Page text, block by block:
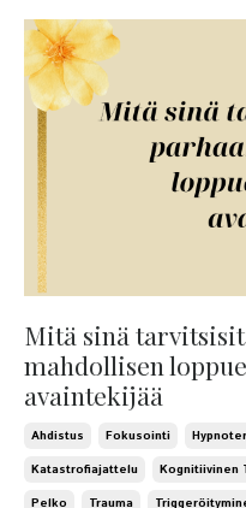
Mitä sinä
mahdollisen
avaintekijää
Ahdistus Fokusointi
Katastrofiajattelu
Kognitiivinen
Pelko
Trauma